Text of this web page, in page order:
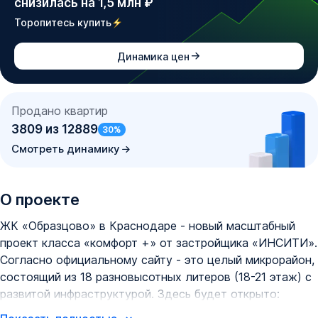
снизилась на 1,5 млн ₽
Торопитесь купить
Динамика цен
Продано квартир
3809 из 12889 30%
Смотреть динамику
О проекте
ЖК «Образцово» в Краснодаре - новый масштабный
проект класса «комфорт +» от застройщика «ИНСИТИ».
Согласно официальному сайту - это целый микрорайон,
состоящий из 18 разновысотных литеров (18-21 этаж) с
развитой инфраструктурой. Здесь будет открыто: